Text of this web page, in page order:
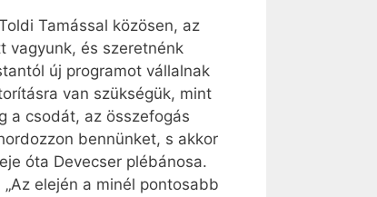
Tamással közösen, az
vagyunk, és szeretnénk
új programot vállalnak
van szükségük, mint
a csodát, az összefogás
bennünket, s akkor
óta Devecser plébánosa.
elején a minél pontosabb